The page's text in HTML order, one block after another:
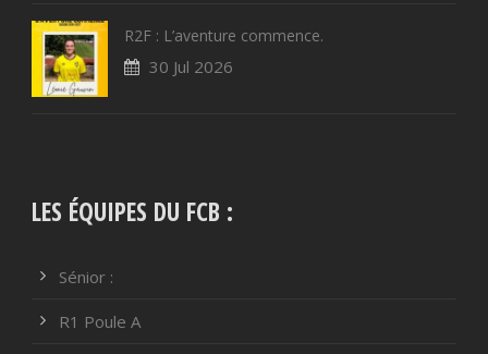
R2F : L’aventure commence.
30 Jul 2026
LES ÉQUIPES DU FCB :
Sénior :
R1 Poule A